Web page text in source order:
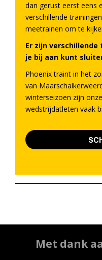
dan gerust eerst eens
verschillende
meetrainen om te
Er zijn
je bij aan kunt
Phoenix traint in het
van
winterseizoen zijn
wedstrijdatleten vaak
Met dank